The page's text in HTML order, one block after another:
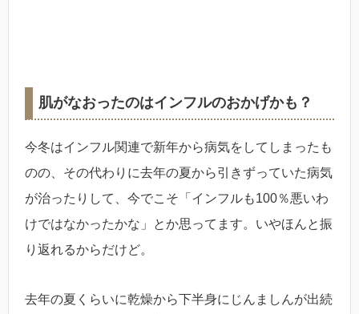
肌がなおったのはインフルのおかげかも？
今冬はインフル関連で新年から病気をしてしまったも
のの、その代わりに去年の夏から引きずっていた病気
が治ったりして、今でこそ「インフルも100％悪いわ
けではなかったかな」とか思ってます。いやほんと振
り返れるからだけど。
去年の夏くらいに乾燥から下半身にじんましんが出続